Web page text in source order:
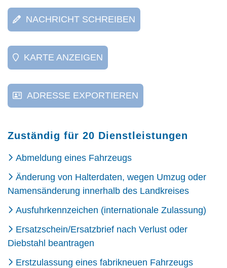
NACHRICHT SCHREIBEN
KARTE ANZEIGEN
ADRESSE EXPORTIEREN
Zuständig für 20 Dienstleistungen
Abmeldung eines Fahrzeugs
Änderung von Halterdaten, wegen Umzug oder
Namensänderung innerhalb des Landkreises
Ausfuhrkennzeichen (internationale Zulassung)
Ersatzschein/Ersatzbrief nach Verlust oder
Diebstahl beantragen
Erstzulassung eines fabrikneuen Fahrzeugs